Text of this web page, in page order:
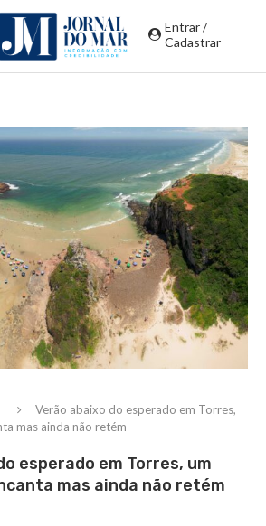
Entrar /
Cadastrar
Verão abaixo do esperado em Torres,
mas ainda não retém
esperado em Torres, um
mas ainda não retém